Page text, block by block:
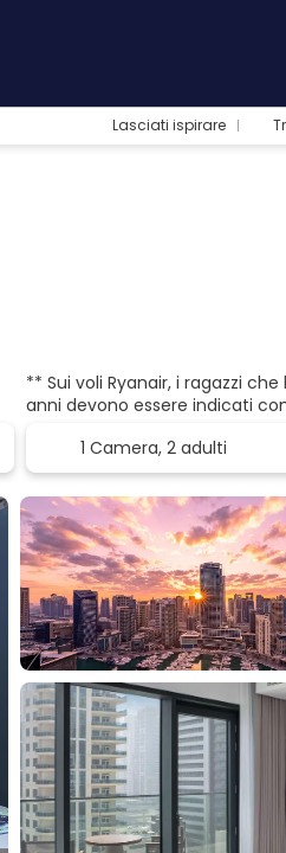
Lasciati ispirare
** Sui voli Ryanair, i ragazzi
anni devono essere indicati
1 Camera, 2 adulti